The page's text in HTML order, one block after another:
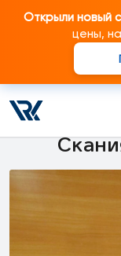
Открыли новый
цены,